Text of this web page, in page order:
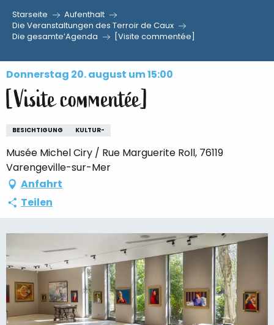
Aller
principal
Starseite
Aufenthalt
Die Veranstaltungen des Terroir de Caux
Die gesamte’Agenda
[Visite commentée]
Donnerstag 20. august um 15:00
[Visite commentée]
BESICHTIGUNG KULTUR-
Musée Michel Ciry / Rue Marguerite Roll, 76119
Varengeville-sur-Mer
Anfahrt
Teilen